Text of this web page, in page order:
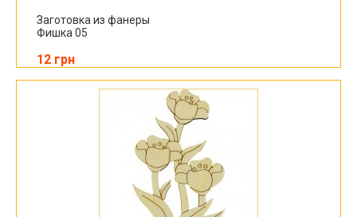
Заготовка из фанеры
Фишка 05
12 грн